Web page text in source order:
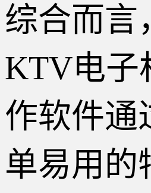
综合而言
KTV电子
作软件通
单易用的